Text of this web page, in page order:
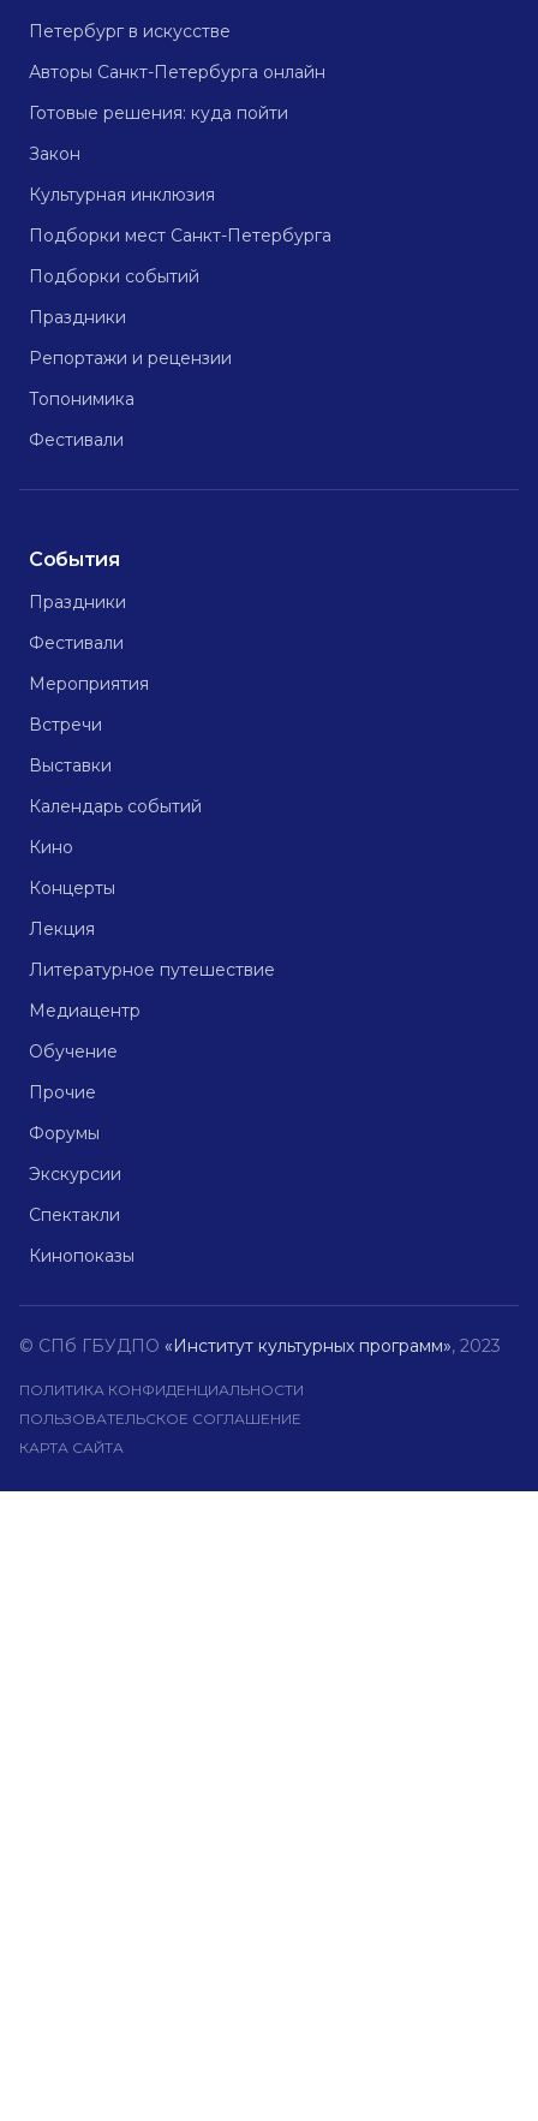
Петербург в искусстве
Авторы Санкт-Петербурга онлайн
Готовые решения: куда пойти
Закон
Культурная инклюзия
Подборки мест Санкт-Петербурга
Подборки событий
Праздники
Репортажи и рецензии
Топонимика
Фестивали
События
Праздники
Фестивали
Мероприятия
Встречи
Выставки
Календарь событий
Кино
Концерты
Лекция
Литературное путешествие
Медиацентр
Обучение
Прочие
Форумы
Экскурсии
Спектакли
Кинопоказы
© СПб ГБУДПО «Институт культурных программ», 2023
ПОЛИТИКА КОНФИДЕНЦИАЛЬНОСТИ
ПОЛЬЗОВАТЕЛЬСКОЕ СОГЛАШЕНИЕ
КАРТА САЙТА